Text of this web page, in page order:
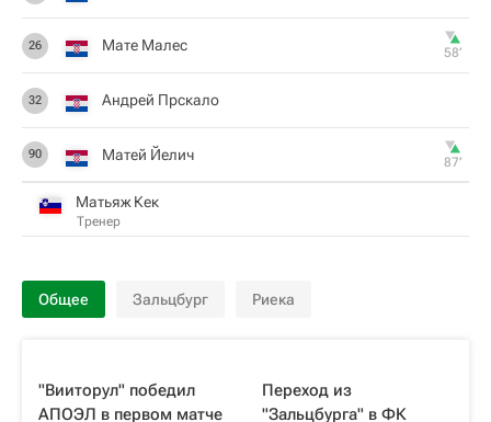
26 Мате Малес 58‎’‎
32 Андрей Прскало
90 Матей Йелич 87‎’‎
Матьяж Кек
Тренер
Общее Зальцбург Риека
"Вииторул" победил
АПОЭЛ в первом матче
Переход из
"Зальцбурга" в ФК